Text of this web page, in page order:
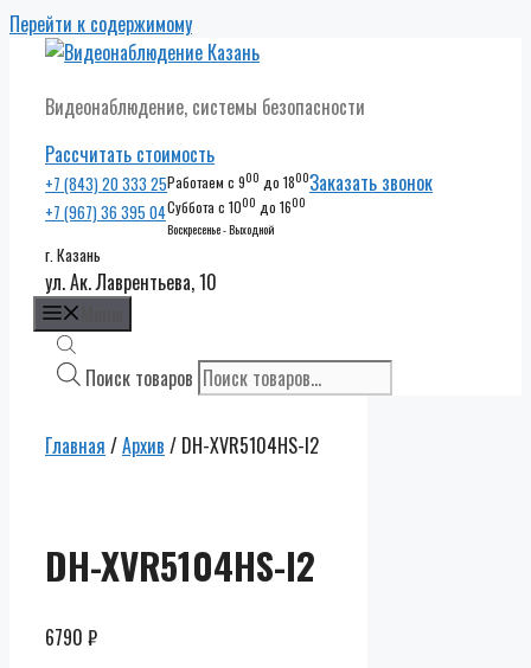
Перейти к содержимому
Видеонаблюдение, системы безопасности
Рассчитать стоимость
+7 (843) 20 333 25
+7 (967) 36 395 04
Работаем с 900 до 1800
Суббота с 1000 до 1600
Воскресенье - Выходной
Заказать звонок
г. Казань
ул. Ак. Лаврентьева, 10
Поиск товаров
Главная /Архив / DH-XVR5104HS-I2
DH-XVR5104HS-I2
6790 ₽